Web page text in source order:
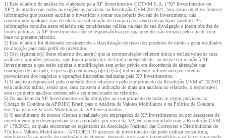
1) Este relatório de análise foi elaborado pela XP Investimentos CCTVM S.A. (“XP Investimentos ou
XP”) de acordo com todas as exigências previstas na Resolução CVM 20/2021, tem como objetivo fornecer
informações que possam auxiliar o investidor a tomar sua própria decisão de investimento, não
constituindo qualquer tipo de oferta ou solicitação de compra e/ou venda de qualquer produto. As
informações contidas neste relatório são consideradas válidas na data de sua divulgação e foram obtidas de
fontes públicas. A XP Investimentos não se responsabiliza por qualquer decisão tomada pelo cliente com
base no presente relatório.
2) Este relatório foi elaborado considerando a classificação de risco dos produtos de modo a gerar resultados
de alocação para cada perfil de investidor.
3) O(s) signatário(s) deste relatório declara(m) que as recomendações refletem única e exclusivamente suas
análises e opiniões pessoais, que foram produzidas de forma independente, inclusive em relação à XP
Investimentos e que estão sujeitas a modificações sem aviso prévio em decorrência de alterações nas
condições de mercado, e que sua(s) remuneração(es) é(são) indiretamente influenciada por receitas
provenientes dos negócios e operações financeiras realizadas pela XP Investimentos.
4) O analista responsável pelo conteúdo deste relatório e pelo cumprimento da Resolução CVM nº 20/2021
está indicado acima, sendo que, caso constem a indicação de mais um analista no relatório, o responsável
será o primeiro analista credenciado a ser mencionado no relatório.
5) Os analistas da XP Investimentos estão obrigados ao cumprimento de todas as regras previstas no
Código de Conduta da APIMEC Brasil para o Analista de Valores Mobiliários e na Política de Conduta
dos Analistas de Valores Mobiliários da XP Investimentos.
6) O atendimento de nossos clientes é realizado por empregados da XP Investimentos ou por assessores de
investimento que desempenham suas atividades por meio da XP, em conformidade com a Resolução CVM
nº 178/2023, os quais encontram-se registrados na Associação Nacional das Corretoras e Distribuidoras de
Títulos e Valores Mobiliários – ANCORD. O assessor de investimento não pode realizar consultoria,